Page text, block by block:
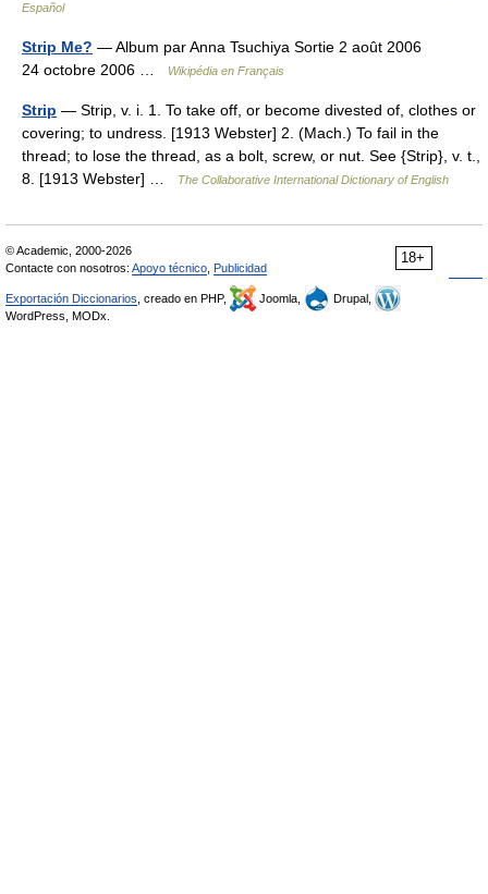
Español
Strip Me? — Album par Anna Tsuchiya Sortie 2 août 2006
24 octobre 2006 …
Wikipédia en Français
Strip — Strip, v. i. 1. To take off, or become divested of, clothes or
covering; to undress. [1913 Webster] 2. (Mach.) To fail in the
thread; to lose the thread, as a bolt, screw, or nut. See {Strip}, v. t.,
8. [1913 Webster] …
The Collaborative International Dictionary of English
18+
© Academic, 2000-2026
Contacte con nosotros: Apoyo técnico Publicidad
Exportación Diccionarios , creado en PHP, Joomla,
Drupal,
WordPress, MODx.